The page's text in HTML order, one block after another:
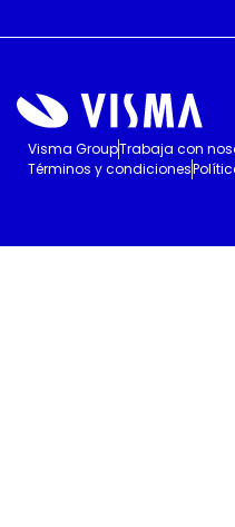
Visma GroupTrabaja con
Términos y condiciones